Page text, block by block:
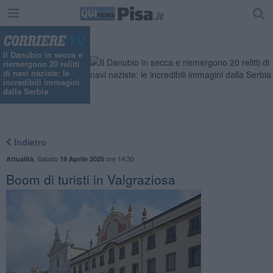
Il Danubio in secca e
riemergono 20 relitti
di navi naziste: le
incredibili immagini
dalla Serbia
Indietro
Attualità Sabato 19 Aprile 2025ore 14:30
Boom di turisti in Valgraziosa